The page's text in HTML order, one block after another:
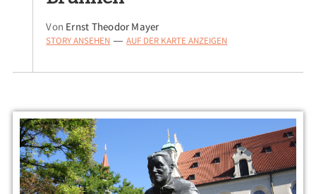
Von Ernst Theodor Mayer
STORY ANSEHEN — AUF DER KARTE ANZEIGEN